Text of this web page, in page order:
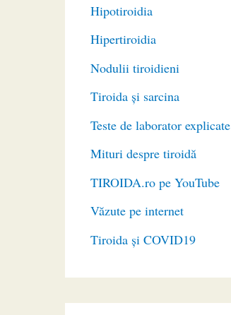
Hipotiroidia
Hipertiroidia
Nodulii tiroidieni
Tiroida și sarcina
Teste de laborator explicate
Mituri despre tiroidă
TIROIDA.ro pe YouTube
Văzute pe internet
Tiroida și COVID19